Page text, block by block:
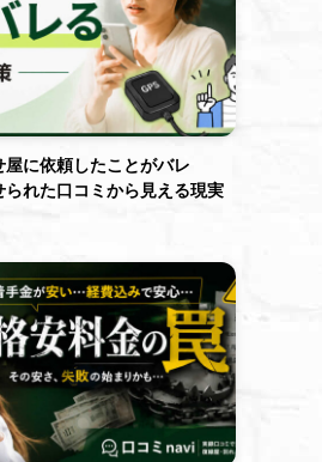
に依頼したことがバレ
られた口コミから見える現実